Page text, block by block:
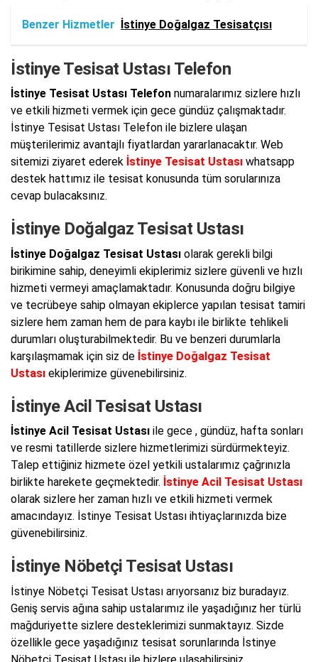
Benzer Hizmetler İstinye Doğalgaz Tesisatçısı
İstinye Tesisat Ustası Telefon
İstinye Tesisat Ustası Telefon numaralarımız sizlere hızlı
ve etkili hizmeti vermek için gece gündüz çalışmaktadır.
İstinye Tesisat Ustası Telefon ile bizlere ulaşan
müşterilerimiz avantajlı fiyatlardan yararlanacaktır. Web
sitemizi ziyaret ederek İstinye Tesisat Ustası whatsapp
destek hattımız ile tesisat konusunda tüm sorularınıza
cevap bulacaksınız.
İstinye Doğalgaz Tesisat Ustası
İstinye Doğalgaz Tesisat Ustası olarak gerekli bilgi
birikimine sahip, deneyimli ekiplerimiz sizlere güvenli ve hızlı
hizmeti vermeyi amaçlamaktadır. Konusunda doğru bilgiye
ve tecrübeye sahip olmayan ekiplerce yapılan tesisat tamiri
sizlere hem zaman hem de para kaybı ile birlikte tehlikeli
durumları oluşturabilmektedir. Bu ve benzeri durumlarla
karşılaşmamak için siz de İstinye Doğalgaz Tesisat
Ustası ekiplerimize güvenebilirsiniz.
İstinye Acil Tesisat Ustası
İstinye Acil Tesisat Ustası ile gece , gündüz, hafta sonları
ve resmi tatillerde sizlere hizmetlerimizi sürdürmekteyiz.
Talep ettiğiniz hizmete özel yetkili ustalarımız çağrınızla
birlikte harekete geçmektedir. İstinye Acil Tesisat Ustası
olarak sizlere her zaman hızlı ve etkili hizmeti vermek
amacındayız. İstinye Tesisat Ustası ihtiyaçlarınızda bize
güvenebilirsiniz.
İstinye Nöbetçi Tesisat Ustası
İstinye Nöbetçi Tesisat Ustası arıyorsanız biz buradayız.
Geniş servis ağına sahip ustalarımız ile yaşadığınız her türlü
mağduriyette sizlere desteklerimizi sunmaktayız. Sizde
özellikle gece yaşadığınız tesisat sorunlarında İstinye
Nöbetçi Tesisat Ustası ile bizlere ulaşabilirsiniz.